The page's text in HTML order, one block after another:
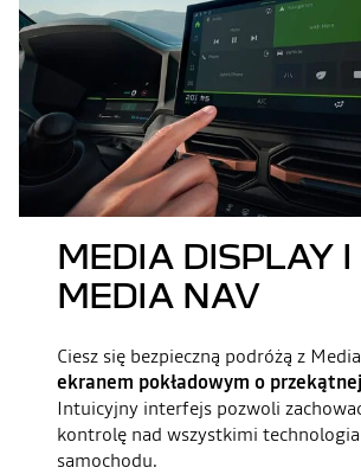
MEDIA DISPLAY I
MEDIA NAV
Ciesz się bezpieczną podróżą z
ekranem pokładowym o
Intuicyjny interfejs pozwoli
kontrolę nad wszystkimi
samochodu.